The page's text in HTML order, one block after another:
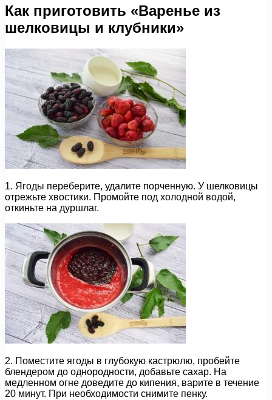
Как приготовить «Варенье из
шелковицы и клубники»
1. Ягоды переберите, удалите порченную. У шелковицы
отрежьте хвостики. Промойте под холодной водой,
откиньте на дуршлаг.
2. Поместите ягоды в глубокую кастрюлю, пробейте
блендером до однородности, добавьте сахар. На
медленном огне доведите до кипения, варите в течение
20 минут. При необходимости снимите пенку.